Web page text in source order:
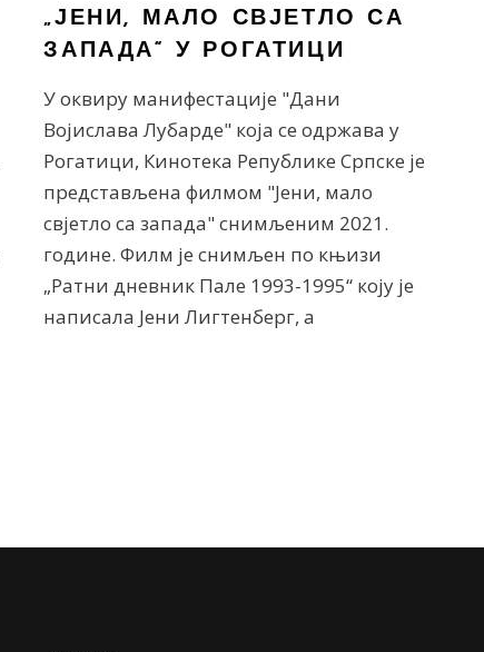
„ЈЕНИ, МАЛО СВЈЕТЛО СА
ЗАПАДА“ У РОГАТИЦИ
У оквиру манифестације "Дани
Војислава Лубарде" која се одржава у
Рогатици, Кинотека Републике Српске је
представљена филмом "Јени, мало
свјетло са запада" снимљеним 2021.
године. Филм је снимљен по књизи
„Ратни дневник Пале 1993-1995“ коју је
написала Јени Лигтенберг, а